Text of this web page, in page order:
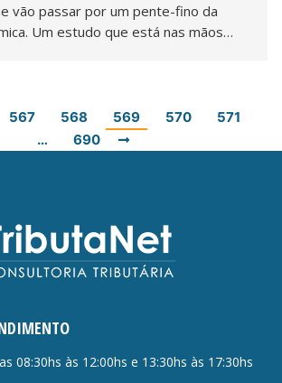
vão passar por um pente-fino da
Um estudo que está nas mãos…
567 568 569 570
571
…
690
08:30hs às 12:00hs e 13:30hs às 17:30hs